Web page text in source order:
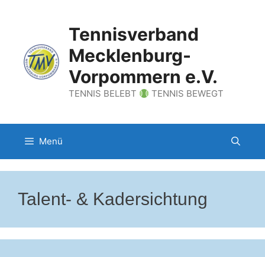
Tennisverband
Mecklenburg-
Vorpommern e.V.
TENNIS BELEBT TENNIS BEWEGT
Menü
Talent- & Kadersichtung